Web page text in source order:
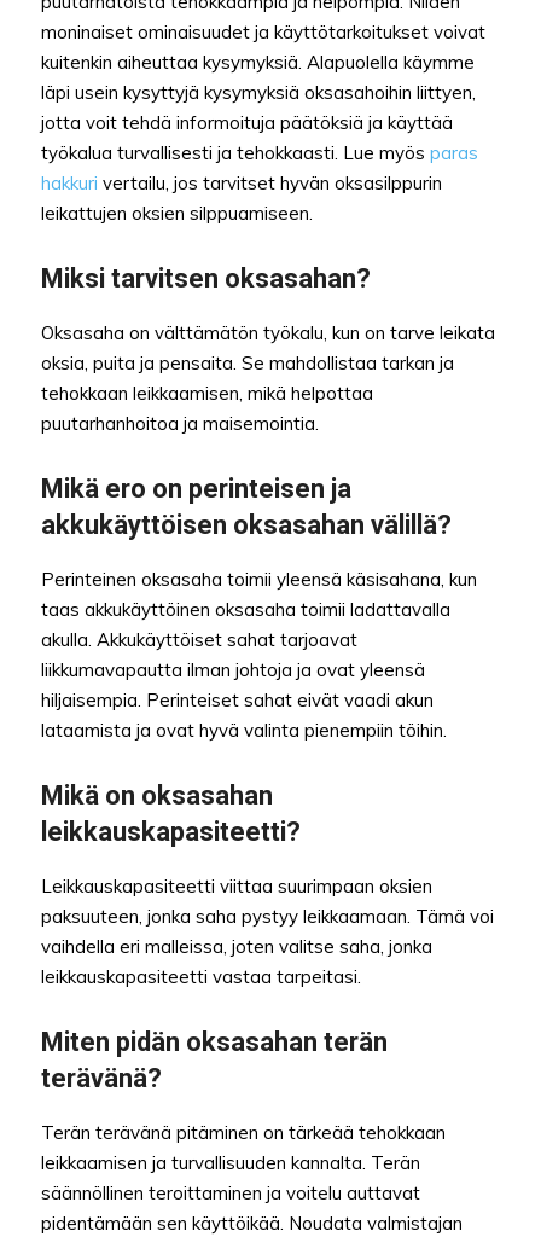
moninaiset ominaisuudet ja käyttötarkoitukset voivat
kuitenkin aiheuttaa kysymyksiä. Alapuolella käymme
läpi usein kysyttyjä kysymyksiä oksasahoihin liittyen,
jotta voit tehdä informoituja päätöksiä ja käyttää
työkalua turvallisesti ja tehokkaasti. Lue myös paras
hakkuri vertailu, jos tarvitset hyvän oksasilppurin
leikattujen oksien silppuamiseen.
Miksi tarvitsen oksasahan?
Oksasaha on välttämätön työkalu, kun on tarve leikata
oksia, puita ja pensaita. Se mahdollistaa tarkan ja
tehokkaan leikkaamisen, mikä helpottaa
puutarhanhoitoa ja maisemointia.
Mikä ero on perinteisen ja
akkukäyttöisen oksasahan välillä?
Perinteinen oksasaha toimii yleensä käsisahana, kun
taas akkukäyttöinen oksasaha toimii ladattavalla
akulla. Akkukäyttöiset sahat tarjoavat
liikkumavapautta ilman johtoja ja ovat yleensä
hiljaisempia. Perinteiset sahat eivät vaadi akun
lataamista ja ovat hyvä valinta pienempiin töihin.
Mikä on oksasahan
leikkauskapasiteetti?
Leikkauskapasiteetti viittaa suurimpaan oksien
paksuuteen, jonka saha pystyy leikkaamaan. Tämä voi
vaihdella eri malleissa, joten valitse saha, jonka
leikkauskapasiteetti vastaa tarpeitasi.
Miten pidän oksasahan terän
terävänä?
Terän terävänä pitäminen on tärkeää tehokkaan
leikkaamisen ja turvallisuuden kannalta. Terän
säännöllinen teroittaminen ja voitelu auttavat
pidentämään sen käyttöikää. Noudata valmistajan